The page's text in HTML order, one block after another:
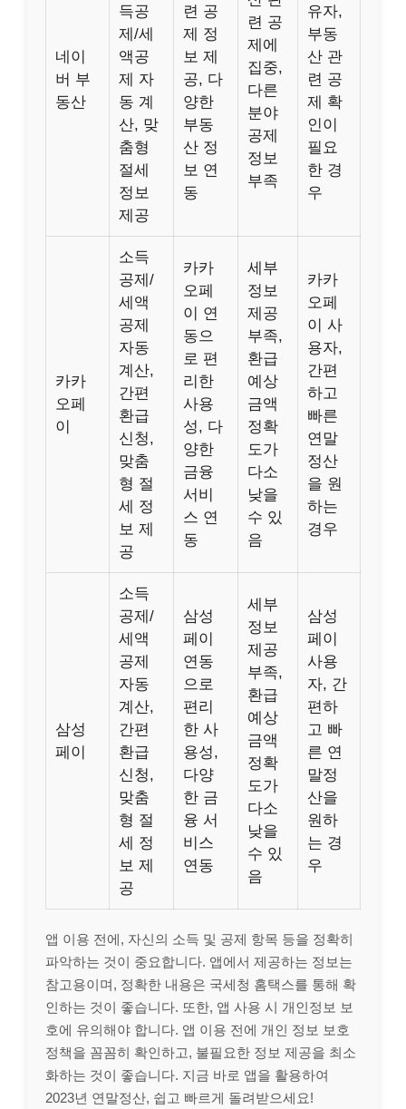
네이
버 부
동산
득공
제/세
액공
제 자
동 계
산, 맞
춤형
절세
정보
제공
련 공
제 정
보 제
공, 다
양한
부동
산 정
보 연
동
련 공
제에
집중,
다른
분야
공제
정보
부족
유자,
부동
산 관
련 공
제 확
인이
필요
한 경
우
카카
오페
이
소득
공제/
세액
공제
자동
계산,
간편
환급
신청,
맞춤
형 절
세 정
보 제
공
카카
오페
이 연
동으
로 편
리한
사용
성, 다
양한
금융
서비
스 연
동
세부
정보
제공
부족,
환급
예상
금액
정확
도가
다소
낮을
수 있
음
카카
오페
이 사
용자,
간편
하고
빠른
연말
정산
을 원
하는
경우
삼성
페이
소득
공제/
세액
공제
자동
계산,
간편
환급
신청,
맞춤
형 절
세 정
보 제
공
삼성
페이
연동
으로
편리
한 사
용성,
다양
한 금
융 서
비스
연동
세부
정보
제공
부족,
환급
예상
금액
정확
도가
다소
낮을
수 있
음
삼성
페이
사용
자, 간
편하
고 빠
른 연
말정
산을
원하
는 경
우
앱 이용 전에, 자신의 소득 및 공제 항목 등을 정확히
파악하는 것이 중요합니다. 앱에서 제공하는 정보는
참고용이며, 정확한 내용은 국세청 홈택스를 통해 확
인하는 것이 좋습니다. 또한, 앱 사용 시 개인정보 보
호에 유의해야 합니다. 앱 이용 전에 개인 정보 보호
정책을 꼼꼼히 확인하고, 불필요한 정보 제공을 최소
화하는 것이 좋습니다. 지금 바로 앱을 활용하여
2023년 연말정산, 쉽고 빠르게 돌려받으세요!